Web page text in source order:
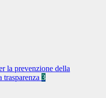
la prevenzione della
trasparenza 3